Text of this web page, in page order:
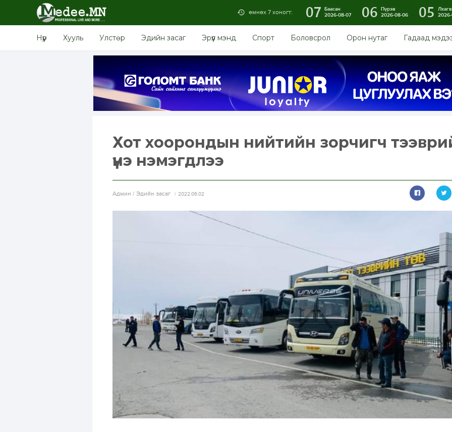
өмнөх 7 хоногт: 07 Баасан
2026-08-07
06 Пүрэв
2026-08-06
05
Нүүр Хууль Улстөр Эдийн засаг Эрүүл мэнд Спорт Боловсрол Орон нутаг Гадаад
Хот хоорондын нийтийн зорчигч
үнэ нэмэгдлээ
Aдмин / Эдийн засаг 2022.06.02